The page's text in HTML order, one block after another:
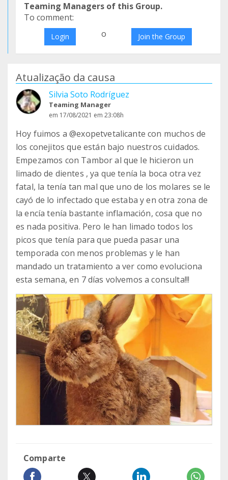
Teaming Managers of this Group.
To comment:
Login o Join the Group
Atualização da causa
Silvia Soto Rodríguez
Teaming Manager
em 17/08/2021 em 23:08h
Hoy fuimos a @exopetvetalicante con muchos de
los conejitos que están bajo nuestros cuidados.
Empezamos con Tambor al que le hicieron un
limado de dientes , ya que tenía la boca otra vez
fatal, la tenía tan mal que uno de los molares se le
cayó de lo infectado que estaba y en otra zona de
la encía tenía bastante inflamación, cosa que no
es nada positiva. Pero le han limado todos los
picos que tenía para que pueda pasar una
temporada con menos problemas y le han
mandado un tratamiento a ver como evoluciona
esta semana, en 7 días volvemos a consulta!!!
Comparte